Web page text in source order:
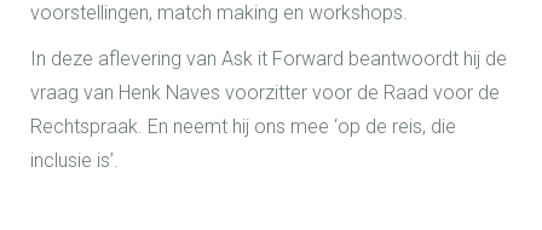
voorstellingen, match making en workshops.
In deze aflevering van Ask it Forward beantwoordt hij de
vraag van Henk Naves voorzitter voor de Raad voor de
Rechtspraak. En neemt hij ons mee ‘op de reis, die
inclusie is’.